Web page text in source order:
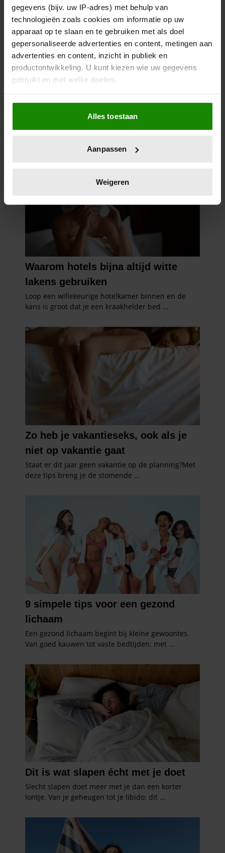
gegevens (bijv. uw IP-adres) met behulp van
technologieën zoals cookies om informatie op uw
apparaat op te slaan en te gebruiken met als doel
gepersonaliseerde advertenties en content, metingen aan
advertenties en content, inzicht in publiek en
productontwikkeling. U kunt kiezen wie uw gegevens
gebruikt en met welke doelen.
Als u het toestaat, willen we ook graag:
Informatie verzamelen over uw geografische
locatie, die tot een paar meter nauwkeurig kan zijn
scannen op specifieke eigenschappen (fingerprinting)
verwerkt en stel uw voorkeuren in het
intrekken in de Cookieverklaring.
We gebruiken cookies om content en advertenties te
personaliseren, om functies voor social media te bieden
en om ons websiteverkeer te analyseren. Ook delen we
informatie over uw gebruik van onze site met onze
partners voor social media, adverteren en analyse. Deze
partners kunnen deze gegevens combineren met andere
informatie die u aan ze heeft verstrekt of die ze hebben
verzameld op basis van uw gebruik van hun services. U
Alles toestaan
Aanpassen
Weigeren